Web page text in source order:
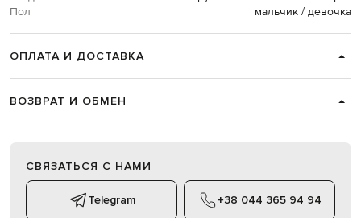
Пол
мальчик / девочка
ОПЛАТА И ДОСТАВКА
ВОЗВРАТ И ОБМЕН
СВЯЗАТЬСЯ С НАМИ
Telegram +38 044 365 94 94